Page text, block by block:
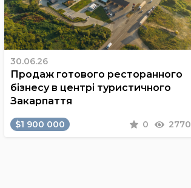
30.06.26
Продаж готового ресторанного
бізнесу в центрі туристичного
Закарпаття
$1 900 000 0 2770